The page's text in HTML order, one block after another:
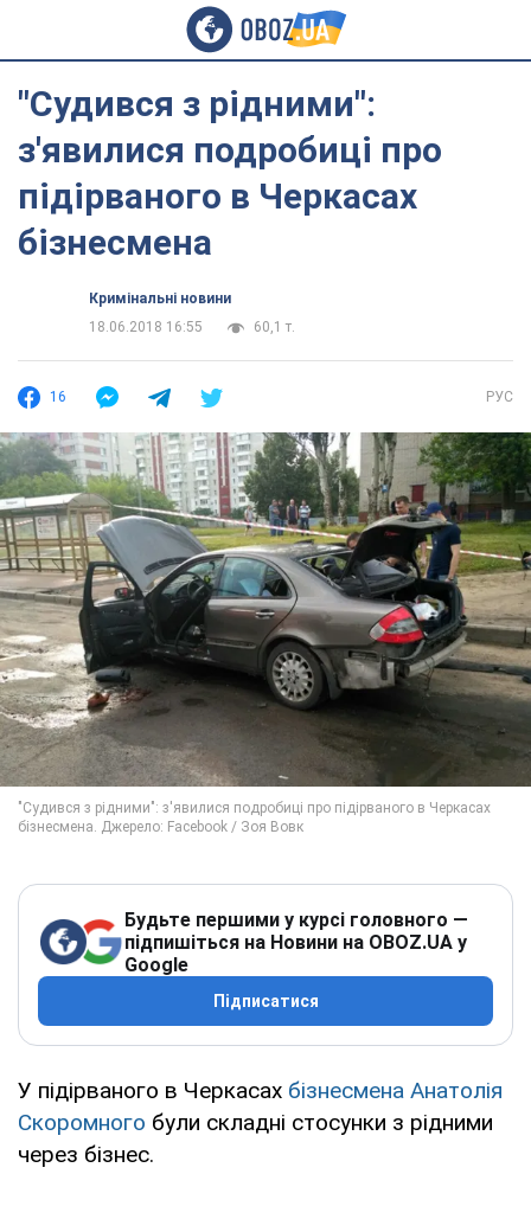
"Судився з рідними":
з'явилися подробиці про
підірваного в Черкасах
бізнесмена
Кримінальні новини
18.06.2018 16:55
60,1 т.
16 РУС
Будьте першими у курсі головного —
підпишіться на Новини на OBOZ.UA у
Google
Підписатися
У підірваного в Черкасах бізнесмена Анатолія
Скоромного були складні стосунки з рідними
через бізнес.